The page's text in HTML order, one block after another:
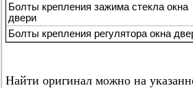
Болты крепления зажима стекла окна
двери
Болты крепления регулятора окна
Найти оригинал можно на